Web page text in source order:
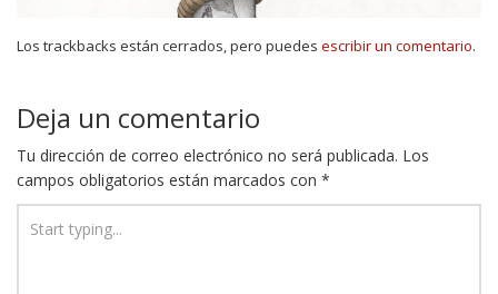
Los trackbacks están cerrados, pero puedes escribir un comentario.
Deja un comentario
Tu dirección de correo electrónico no será publicada. Los
campos obligatorios están marcados con *